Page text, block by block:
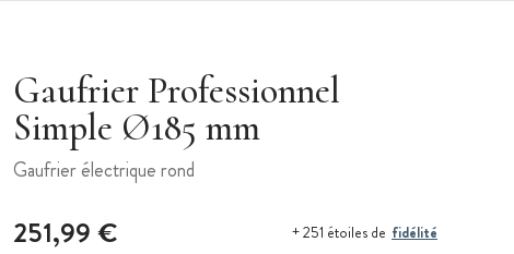
Gaufrier Professionnel
Simple Ø185 mm
Gaufrier électrique rond
251,99 € + 251 étoiles de fidélité